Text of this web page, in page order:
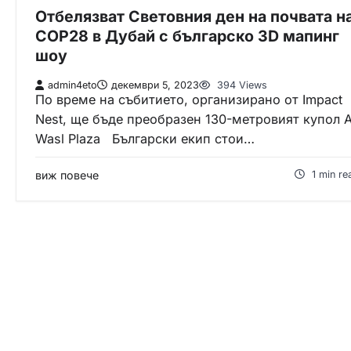
Отбелязват Световния ден на почвата
COP28 в Дубай с българско 3D мапинг
шоу
admin4eto декември 5, 2023 394 Views
По време на събитието, организирано от Impact
Nest, ще бъде преобразен 130-метровият купoл
Wasl Plaza Български екип стои…
виж повече 1 min